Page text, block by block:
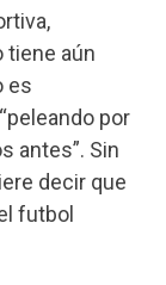
tiene aún
es
por
antes”. Sin
decir que
futbol